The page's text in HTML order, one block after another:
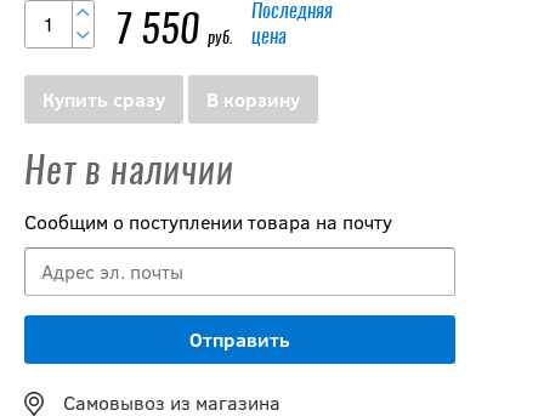
7 550 руб.
Последняя
цена
Купить сразу В корзину
Нет в наличии
Сообщим о поступлении товара на почту
Самовывоз из магазина